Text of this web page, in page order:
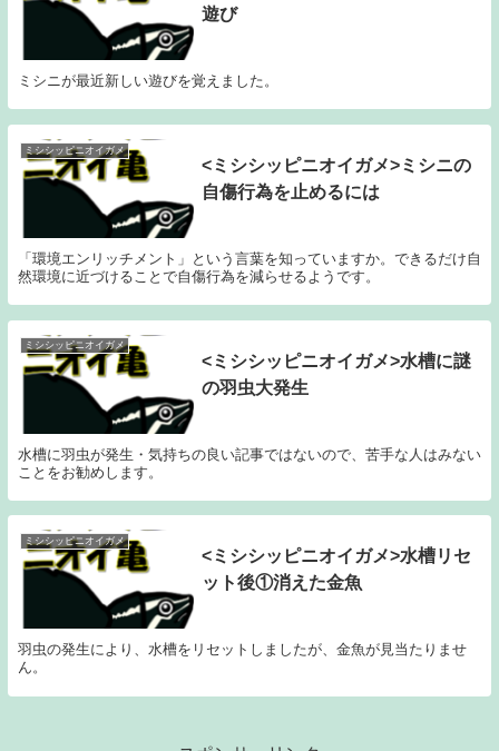
遊び
ミシニが最近新しい遊びを覚えました。
ミシシッピニオイガメ
<ミシシッピニオイガメ>ミシニの
自傷行為を止めるには
「環境エンリッチメント」という言葉を知っていますか。できるだけ自
然環境に近づけることで自傷行為を減らせるようです。
ミシシッピニオイガメ
<ミシシッピニオイガメ>水槽に謎
の羽虫大発生
水槽に羽虫が発生・気持ちの良い記事ではないので、苦手な人はみない
ことをお勧めします。
ミシシッピニオイガメ
<ミシシッピニオイガメ>水槽リセ
ット後①消えた金魚
羽虫の発生により、水槽をリセットしましたが、金魚が見当たりませ
ん。